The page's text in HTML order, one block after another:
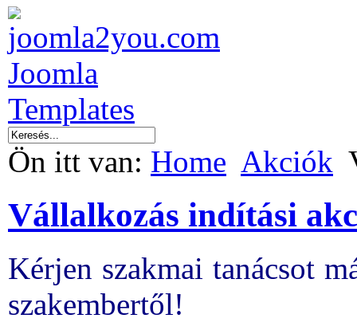
Ön itt van: Home Akciók
Vállalkozás indítási
Kérjen szakmai tanácsot
szakembertől!